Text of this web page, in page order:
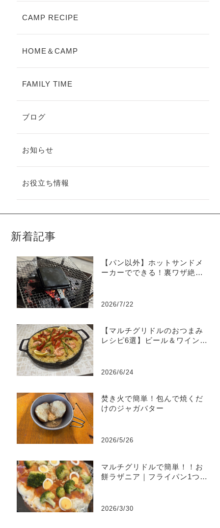
CAMP RECIPE
HOME＆CAMP
FAMILY TIME
ブログ
お知らせ
お役立ち情報
新着記事
【パン以外】ホットサンドメ
ーカーでできる！裏ワザ絶品
2026/7/22
【マルチグリドルのおつまみ
レシピ6選】ビール＆ワインに
2026/6/24
焚き火で簡単！包んで焼くだ
けのジャガバター
2026/5/26
マルチグリドルで簡単！！お
餅ラザニア｜フライパン1つで
2026/3/30